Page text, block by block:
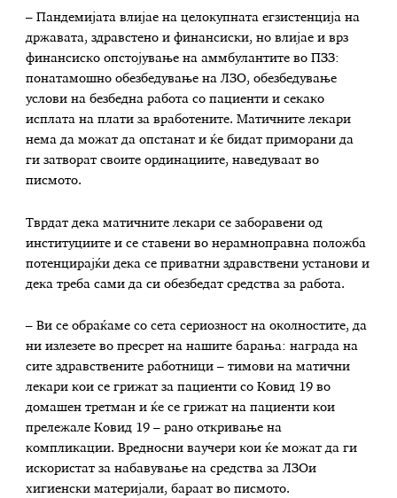
– Пандемијата влијае на целокупната егзистенција на
државата, здравстено и финансиски, но влијае и врз
финансиско опстојување на аммбулантите во ПЗЗ:
понатамошно обезбедување на ЛЗО, обезбедување
услови на безбедна работа со пациенти и секако
исплата на плати за вработените. Матичните лекари
нема да можат да опстанат и ќе бидат приморани да
ги затворат своите ординациите, наведуваат во
писмото.
Тврдат дека матичните лекари се заборавени од
институциите и се ставени во нерамноправна положба
потенцирајќи дека се приватни здравствени установи и
дека треба сами да си обезбедат средства за работа.
– Ви се обраќаме со сета сериозност на околностите, да
ни излезете во пресрет на нашите барања: награда на
сите здравствените работници – тимови на матични
лекари кои се грижат за пациенти со Ковид 19 во
домашен третман и ќе се грижат на пациенти кои
прележале Ковид 19 – рано откривање на
компликации. Вредносни ваучери кои ќе можат да ги
искористат за набавување на средства за ЛЗОи
хигиенски материјали, бараат во писмото.